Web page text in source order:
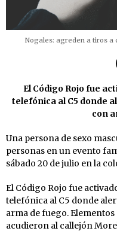
Nogales: agreden a tiros
El Código Rojo fue
telefónica al C5 donde
con
Una persona de sexo
personas en un evento
sábado 20 de julio en la
El Código Rojo fue
telefónica al C5 donde
arma de fuego.
acudieron al callejón